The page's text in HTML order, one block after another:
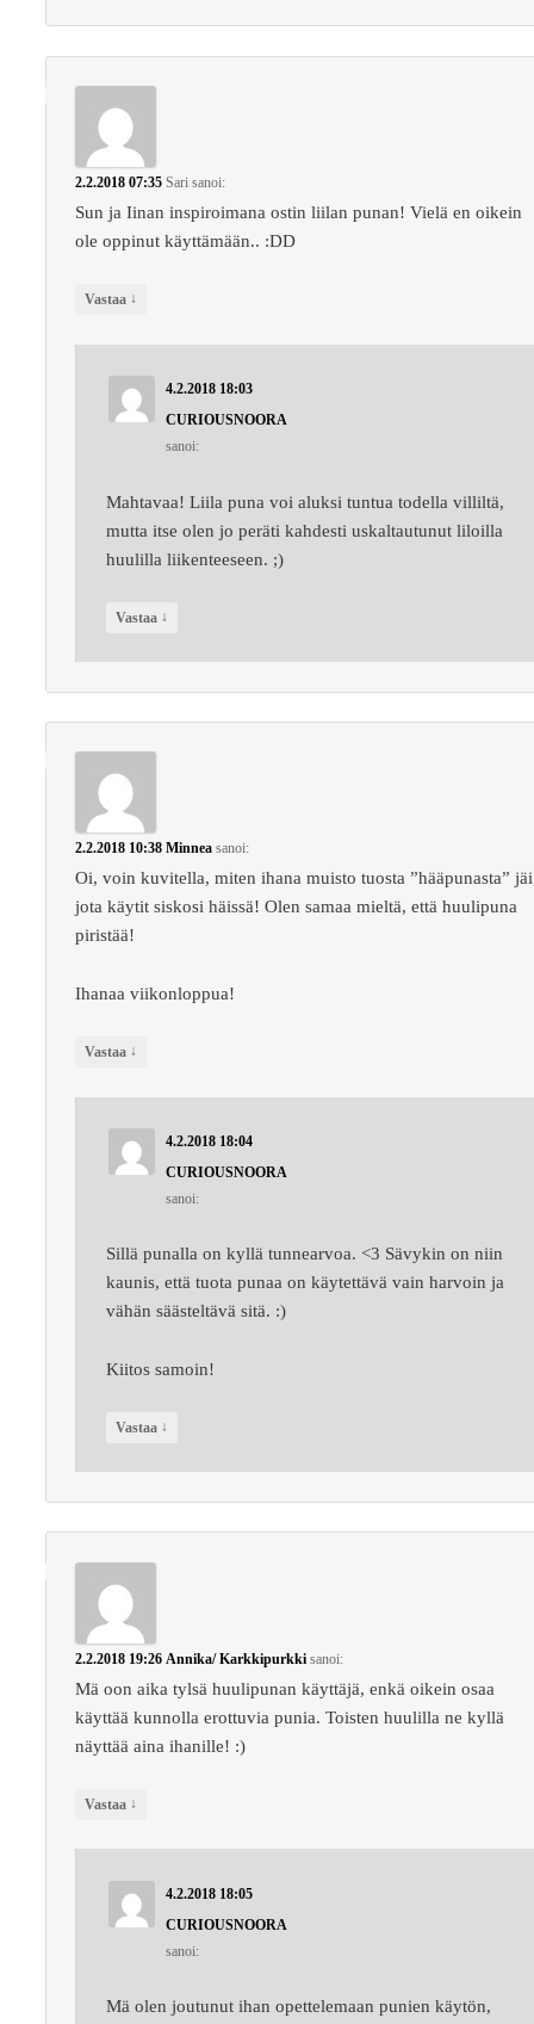
2.2.2018 07:35 Sari sanoi:
Sun ja Iinan inspiroimana ostin liilan punan! Vielä en oikein
ole oppinut käyttämään.. :DD
Vastaa ↓
4.2.2018 18:03
CURIOUSNOORA
sanoi:
Mahtavaa! Liila puna voi aluksi tuntua todella villiltä,
mutta itse olen jo peräti kahdesti uskaltautunut liloilla
huulilla liikenteeseen. ;)
Vastaa ↓
2.2.2018 10:38 Minnea sanoi:
Oi, voin kuvitella, miten ihana muisto tuosta ”hääpunasta”
jota käytit siskosi häissä! Olen samaa mieltä, että huulipuna
piristää!
Ihanaa viikonloppua!
Vastaa ↓
4.2.2018 18:04
CURIOUSNOORA
sanoi:
Sillä punalla on kyllä tunnearvoa. <3 Sävykin on niin
kaunis, että tuota punaa on käytettävä vain harvoin ja
vähän säästeltävä sitä. :)
Kiitos samoin!
Vastaa ↓
2.2.2018 19:26 Annika/ Karkkipurkki sanoi:
Mä oon aika tylsä huulipunan käyttäjä, enkä oikein osaa
käyttää kunnolla erottuvia punia. Toisten huulilla ne kyllä
näyttää aina ihanille! :)
Vastaa ↓
4.2.2018 18:05
CURIOUSNOORA
sanoi:
Mä olen joutunut ihan opettelemaan punien käytön,